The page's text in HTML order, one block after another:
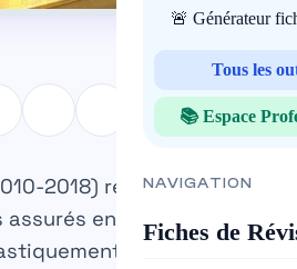
🚨 Générateur
Tous les
📚 Espace
NAVIGATION
Fiches de
2018) reste l’un des
en France, mais
selon la